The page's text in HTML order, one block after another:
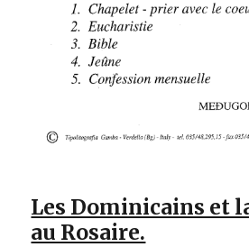
Les Dominicains et
au Rosaire.